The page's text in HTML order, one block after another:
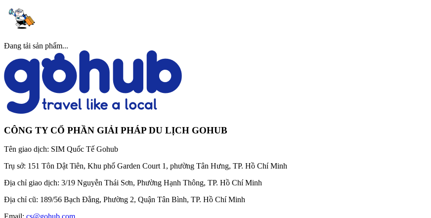
Đang tải sản phẩm...
CÔNG TY CỔ PHẦN GIẢI PHÁP DU LỊCH GOHUB
Tên giao dịch: SIM Quốc Tế Gohub
Trụ sở: 151 Tôn Dật Tiên, Khu phố Garden Court 1, phường Tân Hưng, TP. Hồ Chí Minh
Địa chỉ giao dịch: 3/19 Nguyễn Thái Sơn, Phường Hạnh Thông, TP. Hồ Chí Minh
Địa chỉ cũ: 189/56 Bạch Đằng, Phường 2, Quận Tân Bình, TP. Hồ Chí Minh